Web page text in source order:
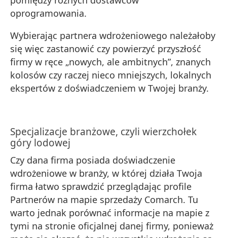
oprogramowania.
Wybierając partnera wdrożeniowego należałoby
się więc zastanowić czy powierzyć przyszłość
firmy w ręce „nowych, ale ambitnych”, znanych
kolosów czy raczej nieco mniejszych, lokalnych
ekspertów z doświadczeniem w Twojej branży.
Specjalizacje branżowe, czyli wierzchołek
góry lodowej
Czy dana firma posiada doświadczenie
wdrożeniowe w branży, w której działa Twoja
firma łatwo sprawdzić przeglądając profile
Partnerów na mapie sprzedaży Comarch. Tu
warto jednak porównać informacje na mapie z
tymi na stronie oficjalnej danej firmy, ponieważ